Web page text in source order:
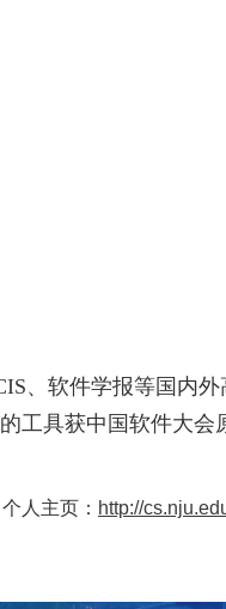
、软件学报等国内
工具获中国软件大
个人主页： http://